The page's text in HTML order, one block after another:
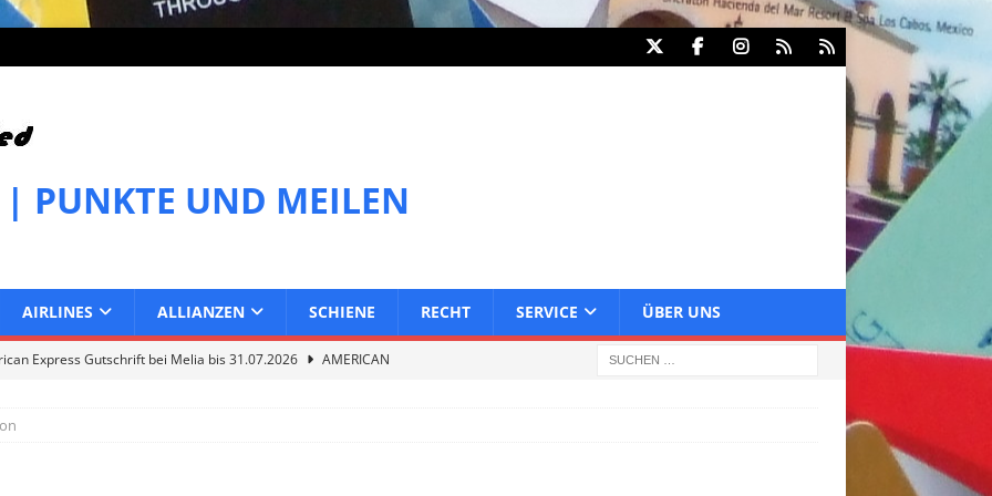
PUNKTE UND MEILEN
AIRLINES ALLIANZEN SCHIENE RECHT SERVICE ÜBER UNS
Express Gutschrift bei Melia bis 31.07.2026
AMERICAN
Express Gutschrift bei IHG bis 27.07.2026